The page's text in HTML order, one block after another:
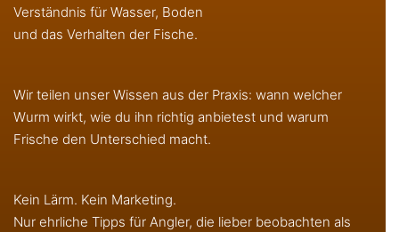
Verständnis für Wasser, Boden
und das Verhalten der Fische.
Wir teilen unser Wissen aus der Praxis: wann welcher
Wurm wirkt, wie du ihn richtig anbietest und warum
Frische den Unterschied macht.
Kein Lärm. Kein Marketing.
Nur ehrliche Tipps für Angler, die lieber beobachten als